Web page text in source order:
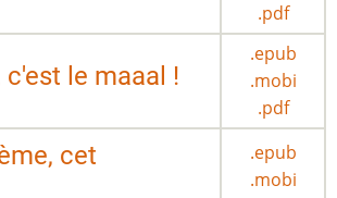
.pdf
c'est le maaal !
.epub
.mobi
.pdf
cet
.epub
.mobi